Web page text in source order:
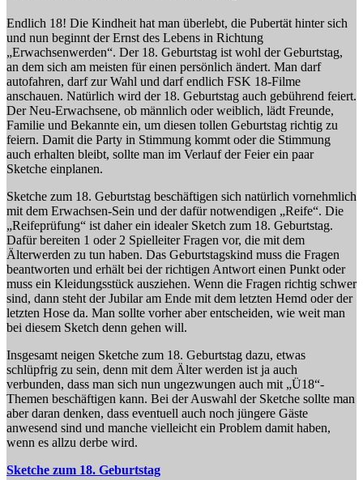
Endlich 18! Die Kindheit hat man überlebt, die Pubertät hinter sich
und nun beginnt der Ernst des Lebens in Richtung
„Erwachsenwerden“. Der 18. Geburtstag ist wohl der Geburtstag,
an dem sich am meisten für einen persönlich ändert. Man darf
autofahren, darf zur Wahl und darf endlich FSK 18-Filme
anschauen. Natürlich wird der 18. Geburtstag auch gebührend feiert.
Der Neu-Erwachsene, ob männlich oder weiblich, lädt Freunde,
Familie und Bekannte ein, um diesen tollen Geburtstag richtig zu
feiern. Damit die Party in Stimmung kommt oder die Stimmung
auch erhalten bleibt, sollte man im Verlauf der Feier ein paar
Sketche einplanen.
Sketche zum 18. Geburtstag beschäftigen sich natürlich vornehmlich
mit dem Erwachsen-Sein und der dafür notwendigen „Reife“. Die
„Reifeprüfung“ ist daher ein idealer Sketch zum 18. Geburtstag.
Dafür bereiten 1 oder 2 Spielleiter Fragen vor, die mit dem
Älterwerden zu tun haben. Das Geburtstagskind muss die Fragen
beantworten und erhält bei der richtigen Antwort einen Punkt oder
muss ein Kleidungsstück ausziehen. Wenn die Fragen richtig schwer
sind, dann steht der Jubilar am Ende mit dem letzten Hemd oder der
letzten Hose da. Man sollte vorher aber entscheiden, wie weit man
bei diesem Sketch denn gehen will.
Insgesamt neigen Sketche zum 18. Geburtstag dazu, etwas
schlüpfrig zu sein, denn mit dem Älter werden ist ja auch
verbunden, dass man sich nun ungezwungen auch mit „Ü18“-
Themen beschäftigen kann. Bei der Auswahl der Sketche sollte man
aber daran denken, dass eventuell auch noch jüngere Gäste
anwesend sind und manche vielleicht ein Problem damit haben,
wenn es allzu derbe wird.
Sketche zum 18. Geburtstag